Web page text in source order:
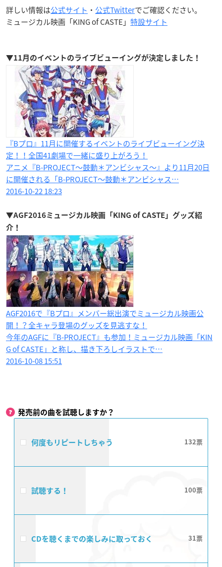
詳しい情報は公式サイト ・ 公式Twitterでご確認ください。
ミュージカル映画「KING of CASTE」 特設サイト
▼11月のイベントのライブビューイングが決定しました！
『Bプロ』11月に開催するイベントのライブビューイング決
定！！全国41劇場で一緒に盛り上がろう！
アニメ『B-PROJECT～鼓動＊アンビシャス～』より11月20日
に開催される「B-PROJECT～鼓動＊アンビシャス…
2016-10-22 18:23
▼AGF2016ミュージカル映画「KING of CASTE」グッズ紹
介！
AGF2016で『Bプロ』メンバー総出演でミュージカル映画公
開！？全キャラ登場のグッズを見逃すな！
今年のAGFに『B-PROJECT』も参加！ミュージカル映画「KIN
G of CASTE」と称し、描き下ろしイラストで…
2016-10-08 15:51
発売前の曲を試聴しますか？
何度もリピートしちゃう 132
試聴する！ 100
CDを聴くまでの楽しみに取っておく 31